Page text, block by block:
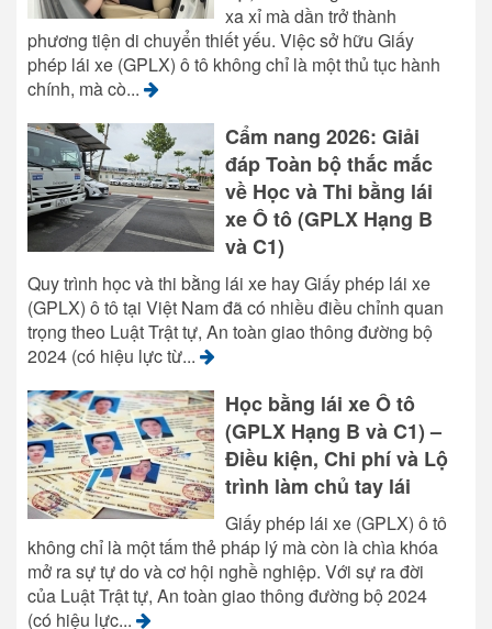
xa xỉ mà dần trở thành
phương tiện di chuyển thiết yếu. Việc sở hữu Giấy
phép lái xe (GPLX) ô tô không chỉ là một thủ tục hành
chính, mà cò...
Cẩm nang 2026: Giải
đáp Toàn bộ thắc mắc
về Học và Thi bằng lái
xe Ô tô (GPLX Hạng B
và C1)
Quy trình học và thi bằng lái xe hay Giấy phép lái xe
(GPLX) ô tô tại Việt Nam đã có nhiều điều chỉnh quan
trọng theo Luật Trật tự, An toàn giao thông đường bộ
2024 (có hiệu lực từ...
Học bằng lái xe Ô tô
(GPLX Hạng B và C1) –
Điều kiện, Chi phí và Lộ
trình làm chủ tay lái
Giấy phép lái xe (GPLX) ô tô
không chỉ là một tấm thẻ pháp lý mà còn là chìa khóa
mở ra sự tự do và cơ hội nghề nghiệp. Với sự ra đời
của Luật Trật tự, An toàn giao thông đường bộ 2024
(có hiệu lực...